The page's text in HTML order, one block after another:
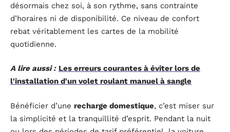
désormais chez soi, à son rythme, sans contrainte
d’horaires ni de disponibilité. Ce niveau de confort
rebat véritablement les cartes de la mobilité
quotidienne.
A lire aussi : Les erreurs courantes à éviter lors de
l'installation d'un volet roulant manuel à sangle
Bénéficier d’une recharge domestique, c’est miser sur
la simplicité et la tranquillité d’esprit. Pendant la nuit